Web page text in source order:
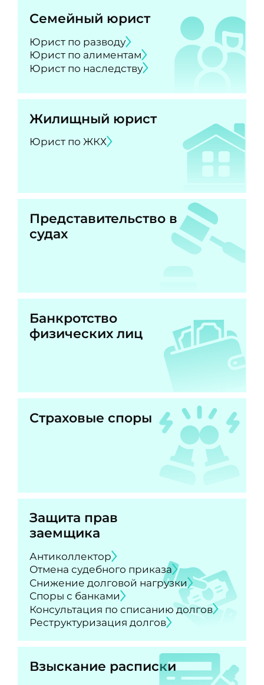
Семейный юрист
Юрист по разводу
Юрист по алиментам
Юрист по наследству
Жилищный юрист
Юрист по ЖКХ
Представительство в
судах
Банкротство
физических лиц
Страховые споры
Защита прав
заемщика
Антиколлектор
Отмена судебного приказа
Снижение долговой нагрузки
Споры с банками
Консультация по списанию долгов
Реструктуризация долгов
Взыскание расписки